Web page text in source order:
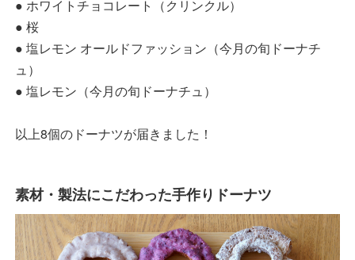
● ホワイトチョコレート（クリンクル）
● 桜
● 塩レモン オールドファッション（今月の旬ドーナチ
ュ）
● 塩レモン（今月の旬ドーナチュ）
以上8個のドーナツが届きました！
素材・製法にこだわった手作りドーナツ